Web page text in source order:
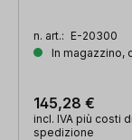
n. art.: E-20300
In magazzino,
145,28 €
incl. IVA più costi di
spedizione